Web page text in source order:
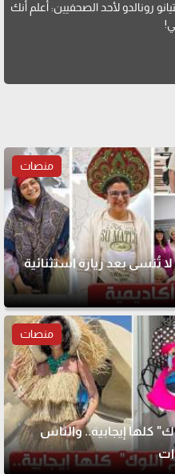
رونالدو لأحد الصحفيين: أعلم أنك
منصات
تُنسى بعد زيارة استثنائية
منصات
ياسمين يسري: "يلا نفسح اللوك" كلها إيجابية.. والناس